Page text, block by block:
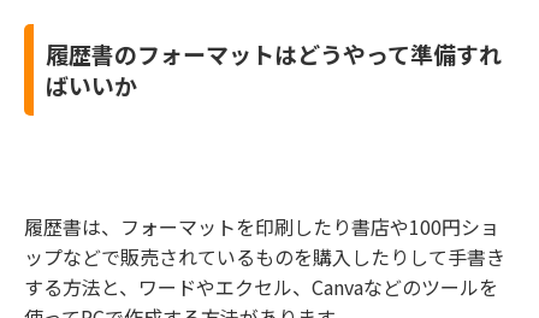
履歴書のフォーマットはどうやって準備すれ
ばいいか
履歴書は、フォーマットを印刷したり書店や100円ショ
ップなどで販売されているものを購入したりして手書き
する方法と、ワードやエクセル、Canvaなどのツールを